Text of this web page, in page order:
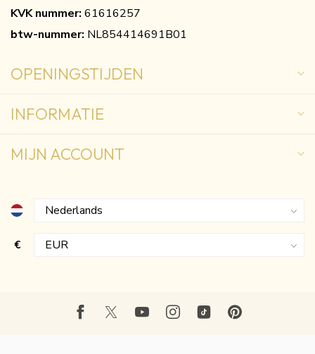
KVK nummer: 61616257
btw-nummer: NL854414691B01
OPENINGSTIJDEN
INFORMATIE
MIJN ACCOUNT
€